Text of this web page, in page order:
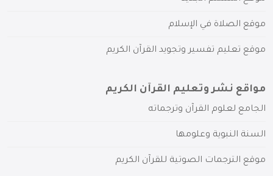
موقع الصلاة في الإسلام
موقع تعليم تفسير وتجويد القرآن الكريم
مواقع نشر وتعليم القرآن الكريم
الجامع لعلوم القرآن وترجماته
السنة النبوية وعلومها
موقع الترجمات الصوتية للقرآن الكريم